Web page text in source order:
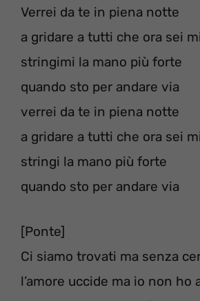
Verrei da te in piena notte
a gridare a tutti che ora sei
stringimi la mano più forte
quando sto per andare via
verrei da te in piena notte
a gridare a tutti che ora sei
stringi la mano più forte
quando sto per andare via
[Ponte]
Ci siamo trovati ma senza
l’amore uccide ma io non ho